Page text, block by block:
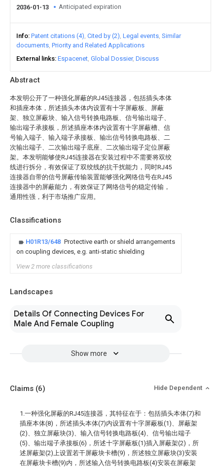
Abstract
本发明公开了一种强化屏蔽的RJ45连接器，包括插头本体
和插座本体，所述插头本体内设置有十字屏蔽板、屏蔽
架、独立屏蔽块、输入信号转换电路板、信号输出端子、
输出端子承接板，所述插座本体内设置有十字屏蔽槽、信
号输入端子、输入端子承接板、输出信号转换电路板、二
次输出端子、二次输出端子底座、二次输出端子定位屏蔽
架。本发明能够使RJ45连接器在安装过程中不需要将双绞
线进行拆分，有效保证了双绞线的抗干扰能力，同时RJ45
连接器自带的信号屏蔽传输装置能够强化网络信号在RJ45
连接器中的屏蔽能力，有效保证了网络信号的稳定传输，
通用性强，利于市场推广应用。
Classifications
H01R13/648 Protective earth or shield arrangements
on coupling devices, e.g. anti-static shielding
View 2 more classifications
Landscapes
Details Of Connecting Devices For
Male And Female Coupling
Show more
2036-01-13 Anticipated expiration
Info Patent citations (4) Cited by (2) Legal events Similar
documents Priority and Related Applications
External links Espacenet Global Dossier Discuss
Claims (6) Hide Dependent
1.一种强化屏蔽的RJ45连接器，其特征在于：包括插头本体(7)和
插座本体(8)，所述插头本体(7)内设置有十字屏蔽板(1)、屏蔽架
(2)、独立屏蔽块(3)、输入信号转换电路板(4)、信号输出端子
(5)、输出端子承接板(6)，所述十字屏蔽板(1)插入屏蔽架(2)，所
述屏蔽架(2)上设置若干屏蔽块卡槽(9)，所述独立屏蔽块(3)安装
在屏蔽块卡槽(9)内，所述输入信号转换电路板(4)安装在屏蔽架